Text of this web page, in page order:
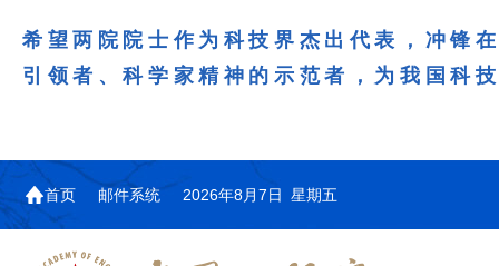
希望两院院士作为科技界杰出代表，冲锋
引领者、科学家精神的示范者，为我国科
首页 邮件系统 2026年8月7日 星期五